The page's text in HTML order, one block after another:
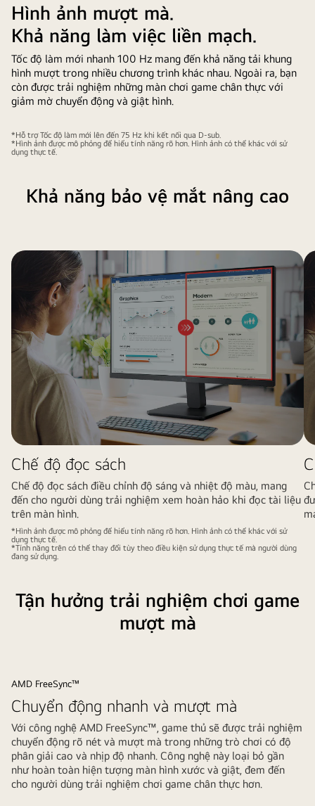
Hình ảnh mượt mà.
Khả năng làm việc liền mạch.
Tốc độ làm mới nhanh 100 Hz mang đến khả năng tải khung
hình mượt trong nhiều chương trình khác nhau. Ngoài ra, bạn
còn được trải nghiệm những màn chơi game chân thực với
giảm mờ chuyển động và giật hình.
*Hỗ trợ Tốc độ làm mới lên đến 75 Hz khi kết nối qua D-sub.
*Hình ảnh được mô phỏng để hiểu tính năng rõ hơn. Hình ảnh có thể khác với sử
dụng thực tế.
Khả năng bảo vệ mắt nâng cao
Chế độ đọc sách
Chế độ đọc sách điều chỉnh độ sáng và nhiệt độ màu, mang
đến cho người dùng trải nghiệm xem hoàn hảo khi đọc tài liệu
trên màn hình.
*Hình ảnh được mô phỏng để hiểu tính năng rõ hơn. Hình ảnh có thể khác với sử
dụng thực tế.
*Tính năng trên có thể thay đổi tùy theo điều kiện sử dụng thực tế mà người dùng
đang sử dụng.
Tận hưởng trải nghiệm chơi game
mượt mà
AMD FreeSync™
Chuyển động nhanh và mượt mà
Với công nghệ AMD FreeSync™, game thủ sẽ được trải nghiệm
chuyển động rõ nét và mượt mà trong những trò chơi có độ
phân giải cao và nhịp độ nhanh. Công nghệ này loại bỏ gần
như hoàn toàn hiện tượng màn hình xước và giật, đem đến
cho người dùng trải nghiệm chơi game chân thực hơn.